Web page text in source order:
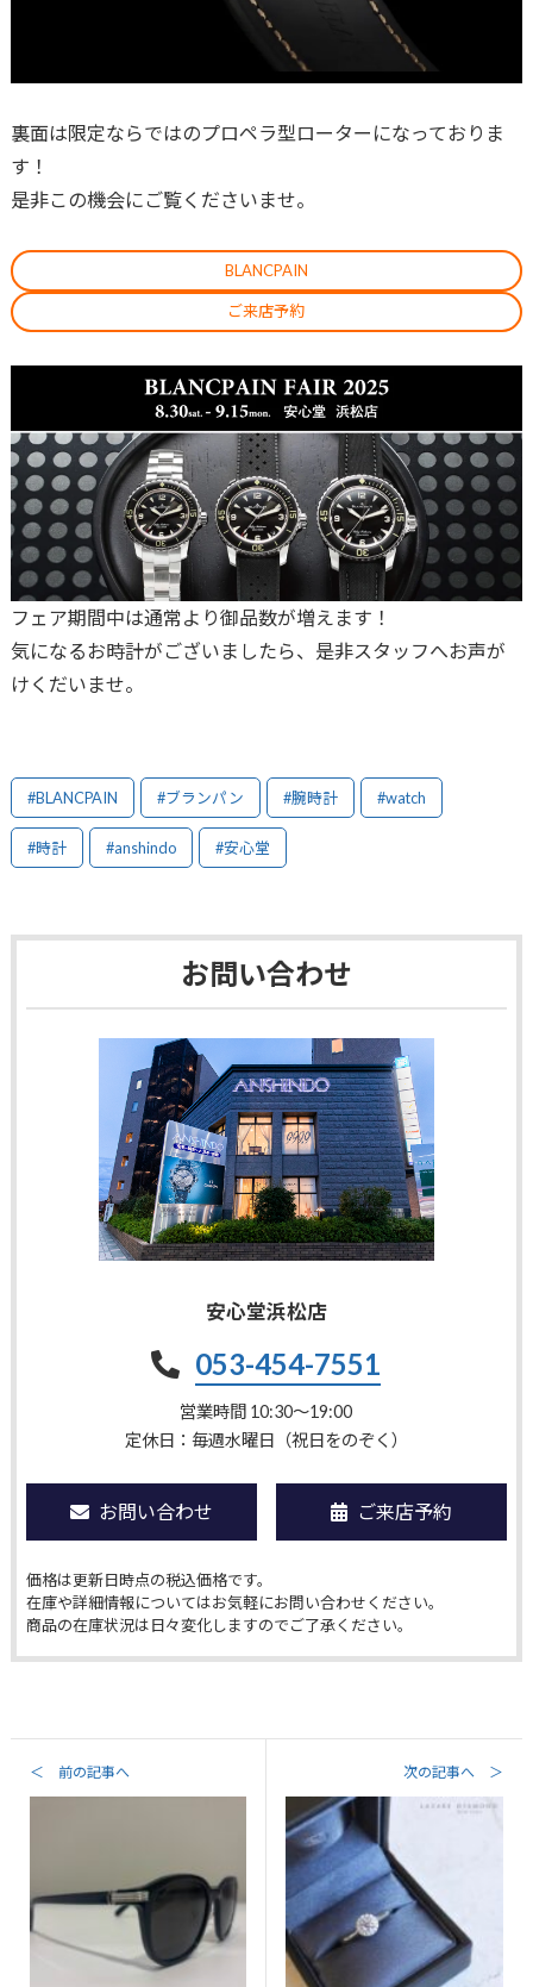
裏面は限定ならではのプロペラ型ローターになっておりま
す！
是非この機会にご覧くださいませ。
BLANCPAIN
ご来店予約
フェア期間中は通常より御品数が増えます！
気になるお時計がございましたら、是非スタッフへお声が
けくだいませ。
#BLANCPAIN #ブランパン #腕時計 #watch
#時計 #anshindo #安心堂
お問い合わせ
安心堂浜松店
053-454-7551
営業時間 10:30〜19:00
定休日：毎週水曜日（祝日をのぞく）
お問い合わせ ご来店予約
価格は更新日時点の税込価格です。
在庫や詳細情報についてはお気軽にお問い合わせください。
商品の在庫状況は日々変化しますのでご了承ください。
＜ 前の記事へ 次の記事へ ＞